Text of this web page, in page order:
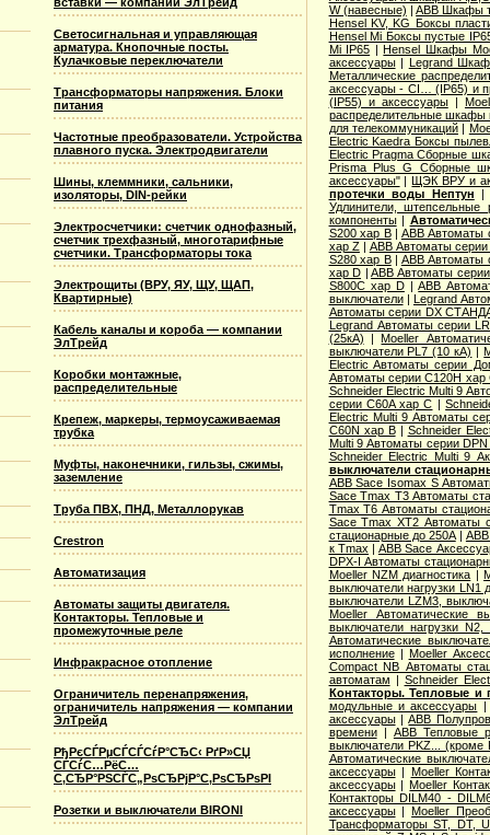
Светосигнальная и управляющая
арматура. Кнопочные посты.
Кулачковые переключатели
Трансформаторы напряжения. Блоки
питания
Частотные преобразователи. Устройства
плавного пуска. Электродвигатели
Шины, клеммники, сальники,
изоляторы, DIN-рейки
Электросчетчики: счетчик однофазный,
счетчик трехфазный, многотарифные
счетчики. Трансформаторы тока
Электрощиты (ВРУ, ЯУ, ЩУ, ЩАП,
Квартирные)
Кабель каналы и короба — компании
ЭлТрейд
Коробки монтажные,
распределительные
Крепеж, маркеры, термоусаживаемая
трубка
Муфты, наконечники, гильзы, сжимы,
заземление
Труба ПВХ, ПНД, Металлорукав
Crestron
Автоматизация
Автоматы защиты двигателя.
Контакторы. Тепловые и
промежуточные реле
Инфракрасное отопление
Ограничитель перенапряжения,
ограничитель напряжения — компании
ЭлТрейд
РђРєСЃРµСЃСЃСѓР°СЂС‹ РґР»СЏ
СЃСѓС…РёС…
С‚СЂР°РЅСЃС„РѕСЂРјР°С‚РѕСЂРѕРІ
Розетки и выключатели BIRONI
W (навесные) |ABB Шкафы
Hensel KV, KG Боксы
Hensel Mi Боксы пустые
Mi IP65 |Hensel Шкафы
аксессуары| Legrand
Металлические
аксессуары - CI… (IP65) и
(IP55) и аксессуары|
распределительные
для телекоммуникаций|
Electric Kaedra Боксы
Electric Pragma Сборные
Prisma Plus G Сборные
аксессуары"|ЩЭК ВРУ и
протечки воды Нептун
Удлинители, штепсельные
компоненты|
S200 хар B| ABB Автоматы
хар Z| ABB Автоматы
S280 хар B| ABB Автоматы
хар D | ABB Автоматы
S800C хар D|ABB
выключатели| Legrand
Автоматы серии DX
Legrand Автоматы серии
(25кА) |Moeller
выключатели PL7 (10 кА) |
Electric Aвтоматы серии
Автоматы серии C120H хар
Schneider Electric Multi 9
серии C60A хар C |
Electric Multi 9 Автоматы
C60N хар B| Schneider
Multi 9 Автоматы серии
Schneider Electric Multi 9
выключатели
ABB Sace Isomax S
Sace Tmax T3 Автоматы
Tmax T6 Автоматы
Sace Tmax XT2 Автоматы
стационарные до 250А|
к Tmax | ABB Sace
DPX-I Автоматы
Moeller NZM диагностика |
выключатели нагрузки LN1
выключатели LZM3,
Moeller Автоматические
выключатели нагрузки
Автоматические
исполнение| Moeller
Compact NB Автоматы
автоматам | Schneider
Контакторы. Тепловые и
модульные и аксессуары
аксессуары|ABB
времени| ABB Тепловые
выключатели PKZ... (кроме
Автоматические
аксессуары| Moeller
аксессуары|Moeller
Контакторы DILM40 -
аксессуары|Moeller
Трансформаторы ST, DT,